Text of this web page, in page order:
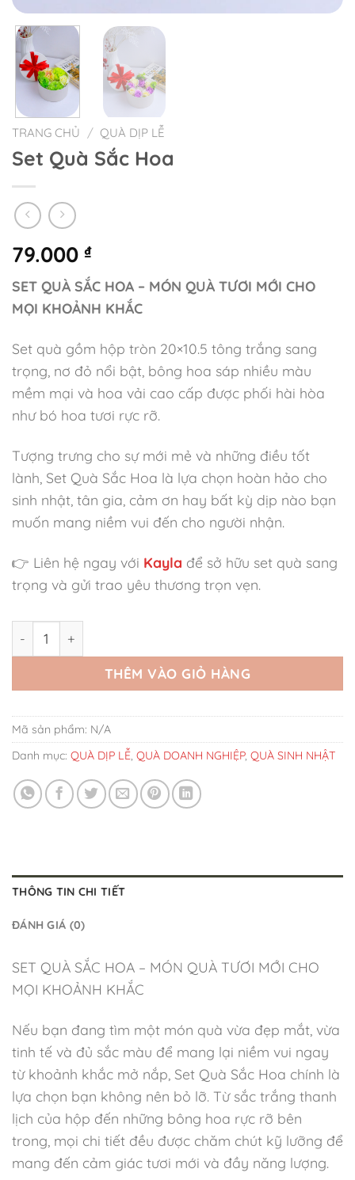
TRANG CHỦ / QUÀ DỊP LỄ
Set Quà Sắc Hoa
79.000 ₫
SET QUÀ SẮC HOA – MÓN QUÀ TƯƠI MỚI CHO
MỌI KHOẢNH KHẮC
Set quà gồm hộp tròn 20×10.5 tông trắng sang
trọng, nơ đỏ nổi bật, bông hoa sáp nhiều màu
mềm mại và hoa vải cao cấp được phối hài hòa
như bó hoa tươi rực rỡ.
Tượng trưng cho sự mới mẻ và những điều tốt
lành, Set Quà Sắc Hoa là lựa chọn hoàn hảo cho
sinh nhật, tân gia, cảm ơn hay bất kỳ dịp nào bạn
muốn mang niềm vui đến cho người nhận.
👉 Liên hệ ngay với Kayla để sở hữu set quà sang
trọng và gửi trao yêu thương trọn vẹn.
Set Quà Sắc Hoa số lượng
THÊM VÀO GIỎ HÀNG
Mã sản phẩm: N/A
Danh mục: QUÀ DỊP LỄ, QUÀ DOANH NGHIỆP, QUÀ SINH NHẬT
THÔNG TIN CHI TIẾT
ĐÁNH GIÁ (0)
SET QUÀ SẮC HOA – MÓN QUÀ TƯƠI MỚI CHO
MỌI KHOẢNH KHẮC
Nếu bạn đang tìm một món quà vừa đẹp mắt, vừa
tinh tế và đủ sắc màu để mang lại niềm vui ngay
từ khoảnh khắc mở nắp, Set Quà Sắc Hoa chính là
lựa chọn bạn không nên bỏ lỡ. Từ sắc trắng thanh
lịch của hộp đến những bông hoa rực rỡ bên
trong, mọi chi tiết đều được chăm chút kỹ lưỡng để
mang đến cảm giác tươi mới và đầy năng lượng.